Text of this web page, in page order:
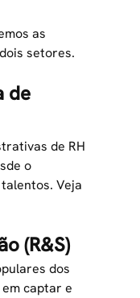
as
setores.
de
de RH
o
Veja
(R&S)
dos
captar e